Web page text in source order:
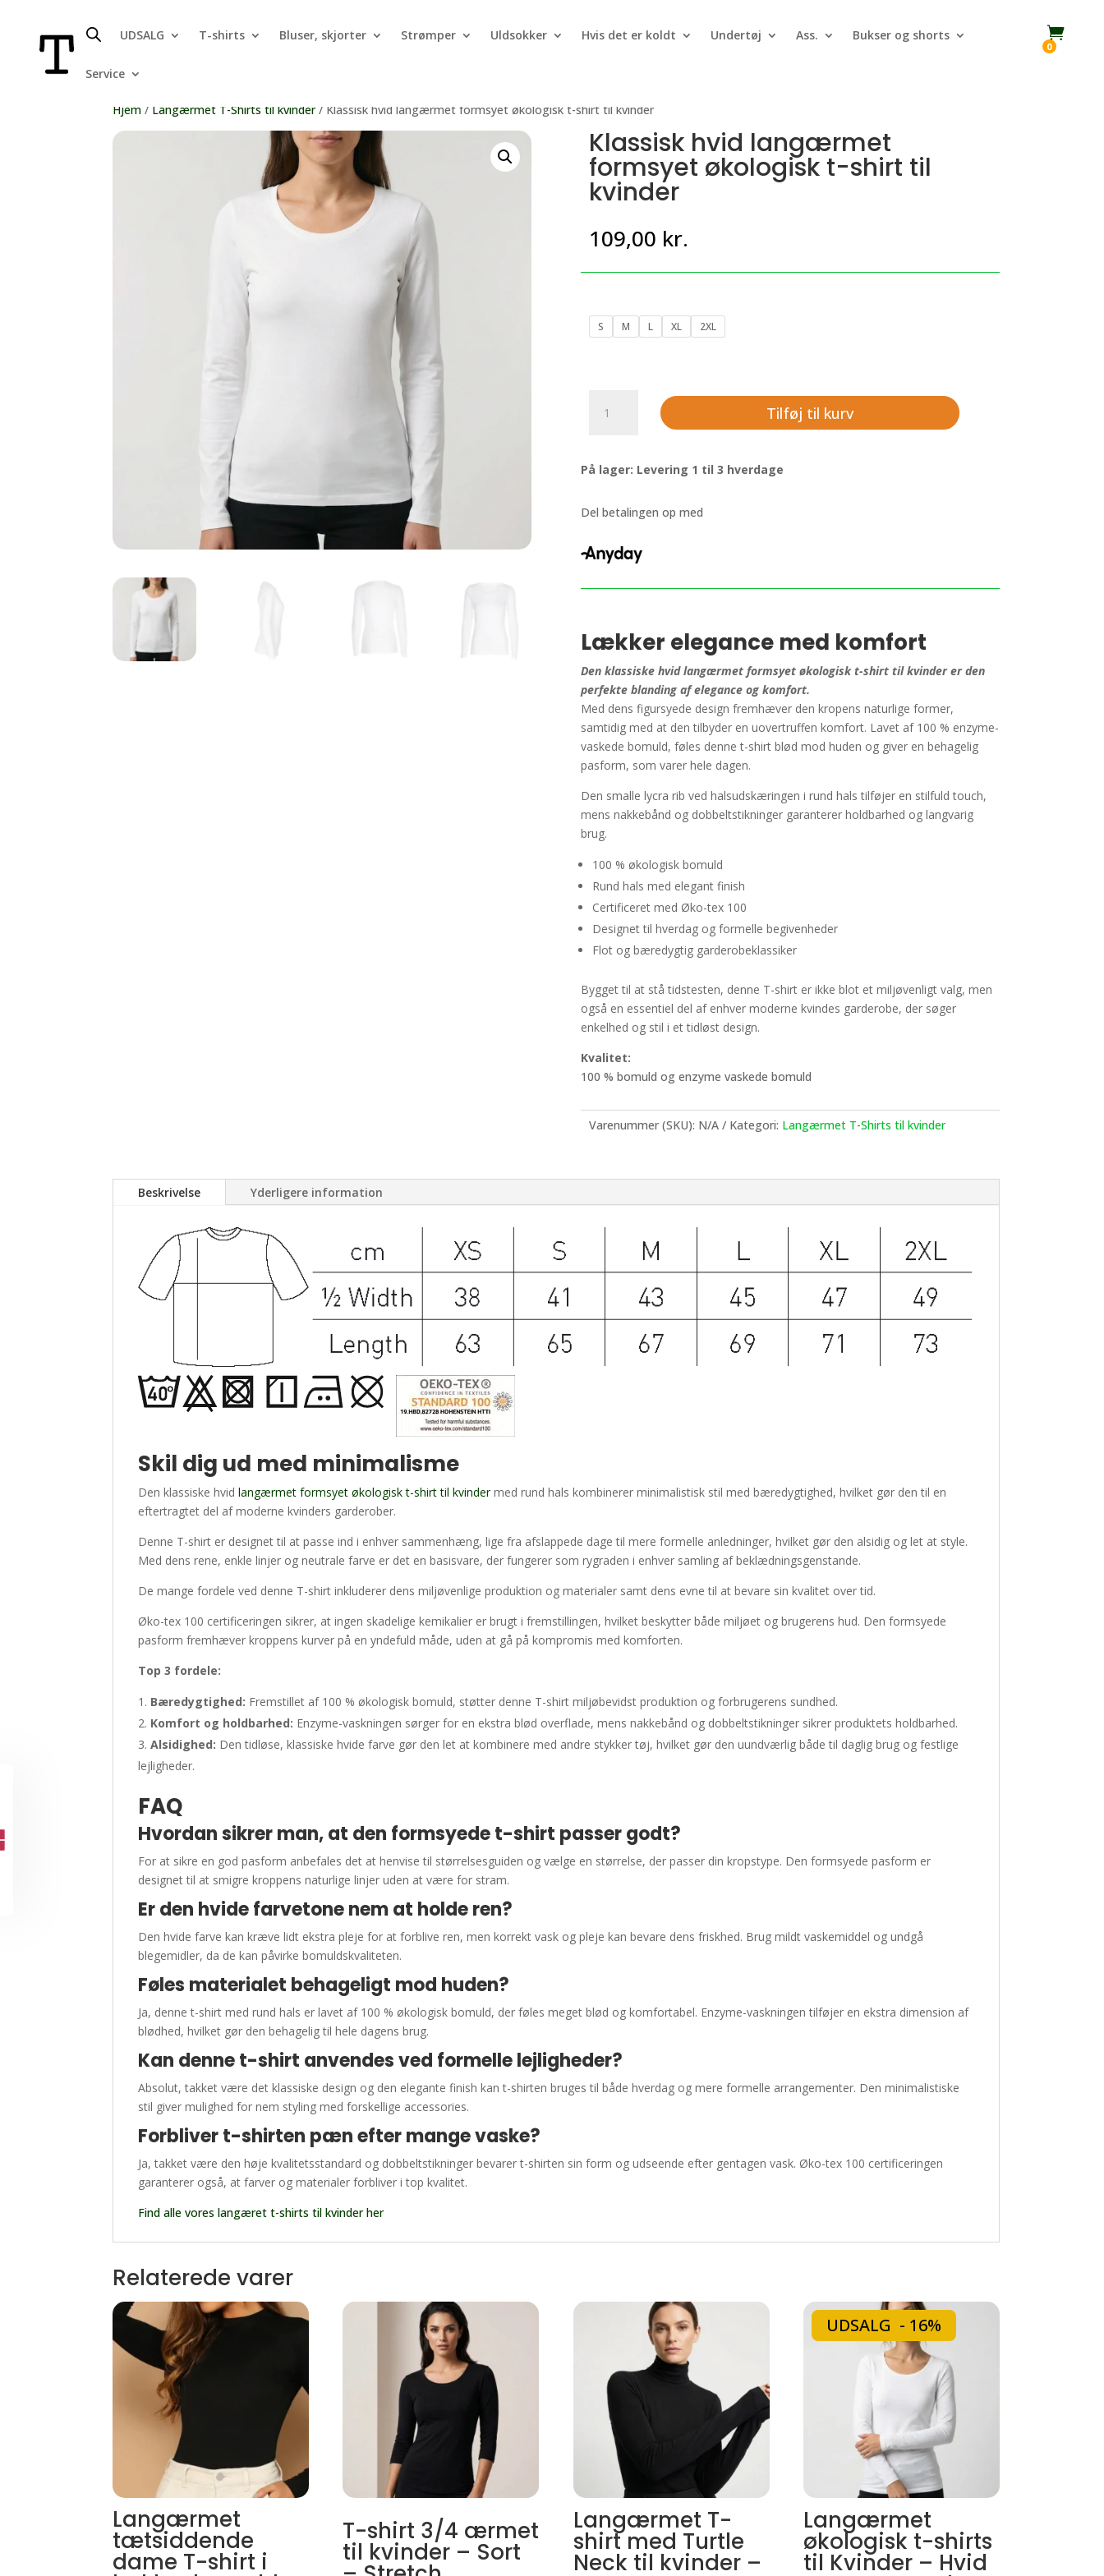
UDSALG T-shirts Bluser, skjorter Strømper Uldsokker Hvis det er koldt Undertøj Ass. Bukser og shorts
Service

0
Hjem / Langærmet T-Shirts til kvinder/ Klassisk hvid langærmet formsyet økologisk t-shirt til kvinder
Klassisk hvid langærmet
formsyet økologisk t-shirt til
kvinder
109,00 kr.
S M L XL 2XL
hvid
økologisk
shirt
kvinder
antal
Tilføj til kurv
På lager: Levering 1 til 3 hverdage
Del betalingen op med
Lækker elegance med komfort
Den klassiske hvid langærmet formsyet økologisk t-shirt til kvinder er den
perfekte blanding af elegance og komfort.
Med dens figursyede design fremhæver den kropens naturlige former,
samtidig med at den tilbyder en uovertruffen komfort. Lavet af 100 % enzyme-
vaskede bomuld, føles denne t-shirt blød mod huden og giver en behagelig
pasform, som varer hele dagen.
Den smalle lycra rib ved halsudskæringen i rund hals tilføjer en stilfuld touch,
mens nakkebånd og dobbeltstikninger garanterer holdbarhed og langvarig
brug.
100 % økologisk bomuld
Rund hals med elegant finish
Certificeret med Øko-tex 100
Designet til hverdag og formelle begivenheder
Flot og bæredygtig garderobeklassiker
Bygget til at stå tidstesten, denne T-shirt er ikke blot et miljøvenligt valg, men
også en essentiel del af enhver moderne kvindes garderobe, der søger
enkelhed og stil i et tidløst design.
Kvalitet:
100 % bomuld og enzyme vaskede bomuld
Varenummer (SKU): N/A Kategori: Langærmet T-Shirts til kvinder
Beskrivelse Yderligere information
Skil dig ud med minimalisme
Den klassiske hvid langærmet formsyet økologisk t-shirt til kvindermed rund hals kombinerer minimalistisk stil med bæredygtighed, hvilket gør den til en
eftertragtet del af moderne kvinders garderober.
Denne T-shirt er designet til at passe ind i enhver sammenhæng, lige fra afslappede dage til mere formelle anledninger, hvilket gør den alsidig og let at style.
Med dens rene, enkle linjer og neutrale farve er det en basisvare, der fungerer som rygraden i enhver samling af beklædningsgenstande.
De mange fordele ved denne T-shirt inkluderer dens miljøvenlige produktion og materialer samt dens evne til at bevare sin kvalitet over tid.
Øko-tex 100 certificeringen sikrer, at ingen skadelige kemikalier er brugt i fremstillingen, hvilket beskytter både miljøet og brugerens hud. Den formsyede
pasform fremhæver kroppens kurver på en yndefuld måde, uden at gå på kompromis med komforten.
Top 3 fordele:
Bæredygtighed: Fremstillet af 100 % økologisk bomuld, støtter denne T-shirt miljøbevidst produktion og forbrugerens sundhed.
Komfort og holdbarhed: Enzyme-vaskningen sørger for en ekstra blød overflade, mens nakkebånd og dobbeltstikninger sikrer produktets holdbarhed.
Alsidighed: Den tidløse, klassiske hvide farve gør den let at kombinere med andre stykker tøj, hvilket gør den uundværlig både til daglig brug og festlige
lejligheder.
FAQ
Hvordan sikrer man, at den formsyede t-shirt passer godt?
For at sikre en god pasform anbefales det at henvise til størrelsesguiden og vælge en størrelse, der passer din kropstype. Den formsyede pasform er
designet til at smigre kroppens naturlige linjer uden at være for stram.
Er den hvide farvetone nem at holde ren?
Den hvide farve kan kræve lidt ekstra pleje for at forblive ren, men korrekt vask og pleje kan bevare dens friskhed. Brug mildt vaskemiddel og undgå
blegemidler, da de kan påvirke bomuldskvaliteten.
Føles materialet behageligt mod huden?
Ja, denne t-shirt med rund hals er lavet af 100 % økologisk bomuld, der føles meget blød og komfortabel. Enzyme-vaskningen tilføjer en ekstra dimension af
blødhed, hvilket gør den behagelig til hele dagens brug.
Kan denne t-shirt anvendes ved formelle lejligheder?
Absolut, takket være det klassiske design og den elegante finish kan t-shirten bruges til både hverdag og mere formelle arrangementer. Den minimalistiske
stil giver mulighed for nem styling med forskellige accessories.
Forbliver t-shirten pæn efter mange vaske?
Ja, takket være den høje kvalitetsstandard og dobbeltstikninger bevarer t-shirten sin form og udseende efter gentagen vask. Øko-tex 100 certificeringen
garanterer også, at farver og materialer forbliver i top kvalitet.
Find alle vores langæret t-shirts til kvinder her
Relaterede varer
Langærmet
tætsiddende
dame T-shirt i
T-shirt 3/4 ærmet
til kvinder – Sort
Langærmet T-
shirt med Turtle
Neck til kvinder –
UDSALG - 16%
Langærmet
økologisk t-shirts
til Kvinder – Hvid